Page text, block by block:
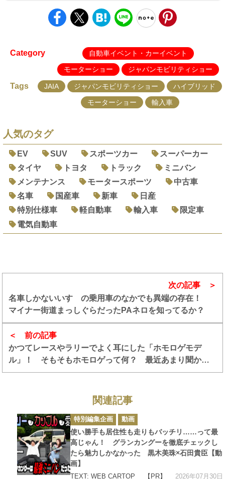
Category
自動車イベント・カーイベント
モーターショー
ジャパンモビリティショー
Tags JAIA ジャパンモビリティショー
ハイブリッド
モーターショー
輸入車
人気のタグ
EV SUV スポーツカー
スーパーカー
タイヤ
トヨタ トラック
ミニバン
メンテナンス
モータースポーツ
中古車
名車
国産車 新車
日産
特別仕様車
軽自動車 輸入車
限定車
電気自動車
前の記事
かつてレースやラリーでよく耳にした「ホモロゲモデ
ル」！ そもそもホモロゲって何？ 最近あまり聞かな
くなった理由とは？
次の記事
名車しかないいすゞの乗用車のなかでも異端の存在！
マイナー街道まっしぐらだったPAネロを知ってるか？
関連記事
カ
テ
ゴ
リ
ー
特別編集企画 動画
使い勝手も居住性も走りもバッチリ……って最
高じゃん！ グランカングーを徹底チェックし
たら魅力しかなかった 黒木美珠×石田貴臣【動
画】
TEXT: WEB CARTOP 【PR】 2026年07月30日